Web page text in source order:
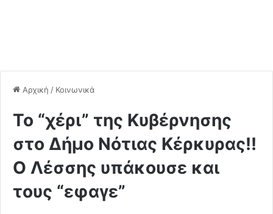
Αρχική / Κοινωνικά
Το “χέρι” της Κυβέρνησης
στο Δήμο Νότιας Κέρκυρας!!
Ο Λέσσης υπάκουσε και
τους “εφαγε”